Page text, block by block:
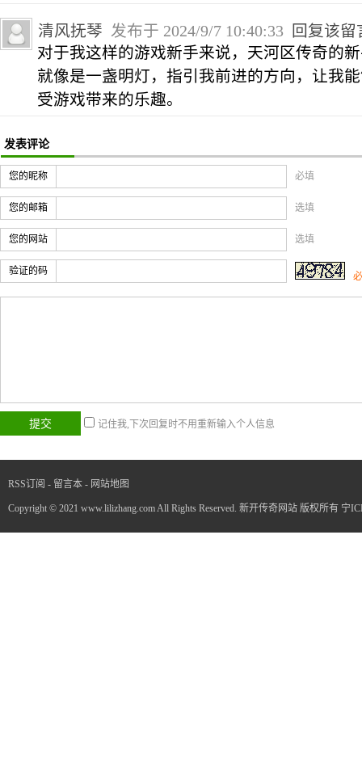
清风抚琴 发布于 2024/9/7 10:40:33
回复该留
对于我这样的游戏新手来说，天河区传奇的
就像是一盏明灯，指引我前进的方向，让我
受游戏带来的乐趣。
发表评论
您的昵称 必填
您的邮箱 选填
您的网站 选填
验证的码
记住我,下次回复时不用重新输入个人信息
RSS订阅 - 留言本 - 网站地图
Copyright © 2021 www.lilizhang.com All Rights Reserved. 新开传奇网站 版权所有 宁